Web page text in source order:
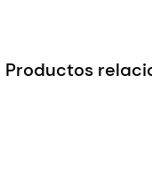
Productos